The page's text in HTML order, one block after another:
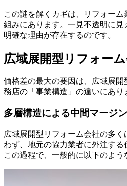
この謎を解くカギは、リフォー
組みにあります。一見不透明に
明確な理由が存在するのです。
広域展開型リフォー
価格差の最大の要因は、広域展
務店の「事業構造」の違いにあり
多層構造による中間マージ
広域展開型リフォーム会社の多
わず、地元の協力業者に外注する
この過程で、一般的に以下のよう